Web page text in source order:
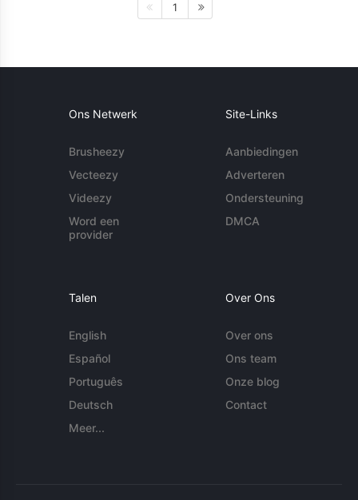
1
Ons Netwerk
Brusheezy
Vecteezy
Videezy
Word een
provider
Site-Links
Aanbiedingen
Adverteren
Ondersteuning
DMCA
Talen
English
Español
Português
Deutsch
Meer...
Over Ons
Over ons
Ons team
Onze blog
Contact